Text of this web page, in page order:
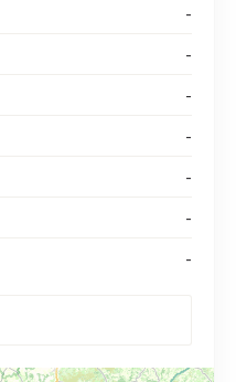
-
-
-
-
-
-
-